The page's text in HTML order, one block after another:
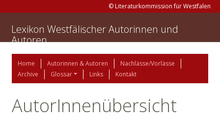
© Literaturkommission für Westfalen
Lexikon Westfälischer Autorinnen und
Autoren
Home Autorinnen & Autoren
Nachlässe/Vorlässe
Archive
Glossar Links Kontakt
AutorInnenübersicht